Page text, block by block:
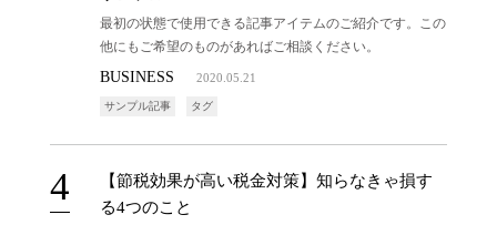
最初の状態で使用できる記事アイテムのご紹介です。この
他にもご希望のものがあればご相談ください。
BUSINESS 2020.05.21
サンプル記事 タグ
【節税効果が高い税金対策】知らなきゃ損す
る4つのこと